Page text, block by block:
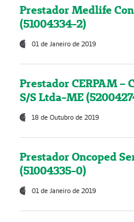
Prestador Medlife
(51004334-2)
01 de Janeiro de 2019
Prestador CERPAM –
S/S Ltda-ME
18 de Outubro de 2019
Prestador Oncoped
(51004335-0)
01 de Janeiro de 2019